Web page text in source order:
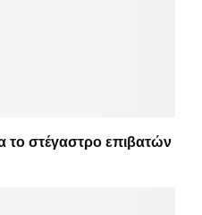
το στέγαστρο επιβατών